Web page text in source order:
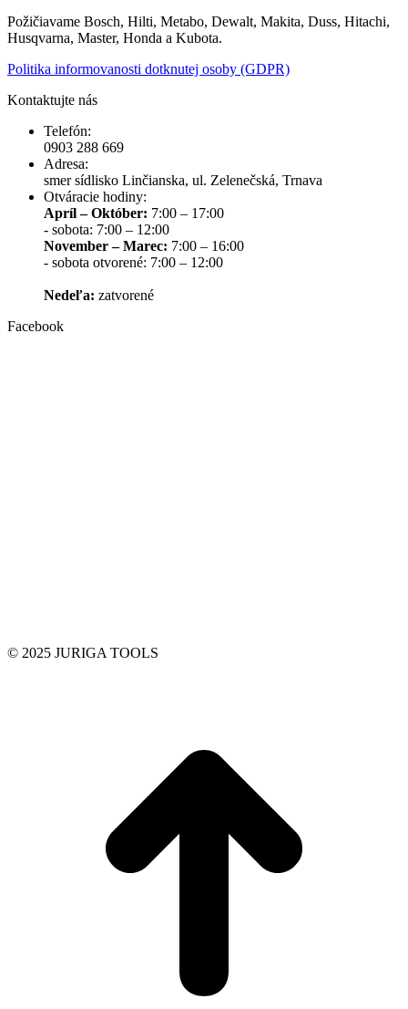
Požičiavame Bosch, Hilti, Metabo, Dewalt, Makita, Duss, Hitachi,
Husqvarna, Master, Honda a Kubota.
Politika informovanosti dotknutej osoby (GDPR)
Kontaktujte nás
Telefón:
0903 288 669
Adresa:
smer sídlisko Linčianska, ul. Zelenečská, Trnava
Otváracie hodiny:
Apríl – Október: 7:00 – 17:00
- sobota: 7:00 – 12:00
November – Marec: 7:00 – 16:00
- sobota otvorené: 7:00 – 12:00
Nedeľa: zatvorené
Facebook
© 2025 JURIGA TOOLS